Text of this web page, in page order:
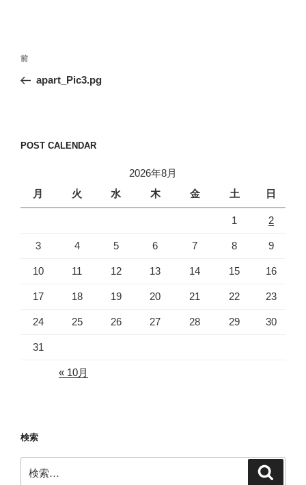
投
ナ
ー
ン
前
の
前
apart_Pic3.pg
POST CALENDAR
2026年8月
月
火 水 木 金 土 日
1 2
3 4 5 6 7 8 9
10 11 12 13 14 15 16
17 18 19 20 21 22 23
24 25 26 27 28 29 30
31
« 10月
検索
索: